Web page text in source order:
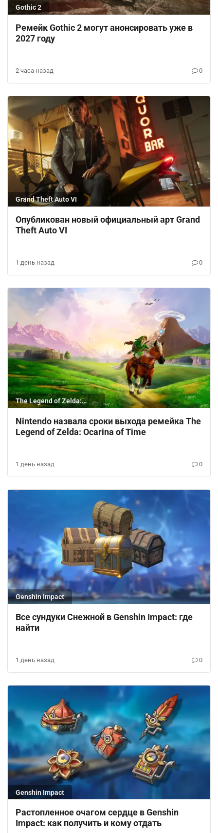
Gothic 2
Ремейк Gothic 2 могут анонсировать уже в
2027 году
2 часа назад 0
Grand Theft Auto VI
Опубликован новый официальный арт Grand
Theft Auto VI
1 день назад 0
The Legend of Zelda:
Ocarina of Time
Nintendo назвала сроки выхода ремейка The
Legend of Zelda: Ocarina of Time
1 день назад 0
Genshin Impact
Все сундуки Снежной в Genshin Impact: где
найти
1 день назад 0
Genshin Impact
Растопленное очагом сердце в Genshin
Impact: как получить и кому отдать